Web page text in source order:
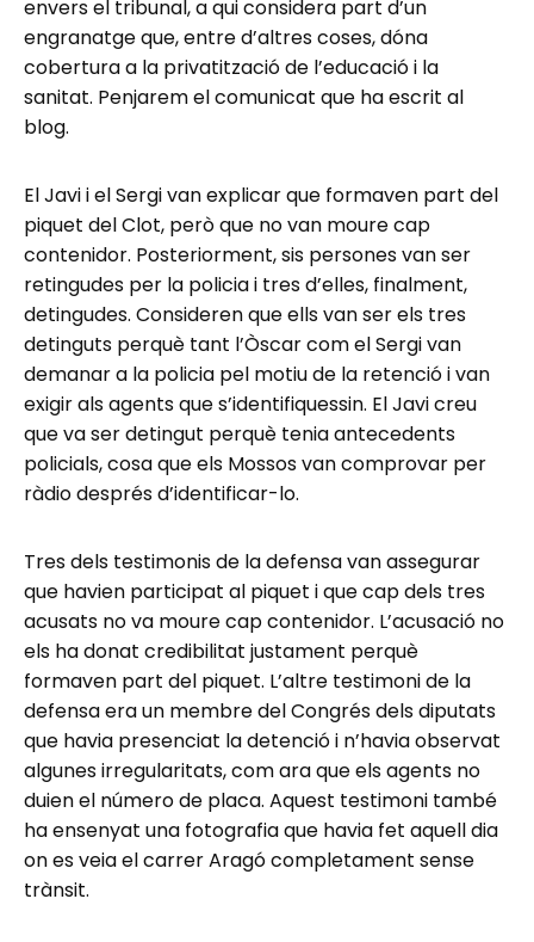
envers el tribunal, a qui considera part d’un
engranatge que, entre d’altres coses, dóna
cobertura a la privatització de l’educació i la
sanitat. Penjarem el comunicat que ha escrit al
blog.
El Javi i el Sergi van explicar que formaven part del
piquet del Clot, però que no van moure cap
contenidor. Posteriorment, sis persones van ser
retingudes per la policia i tres d’elles, finalment,
detingudes. Consideren que ells van ser els tres
detinguts perquè tant l’Òscar com el Sergi van
demanar a la policia pel motiu de la retenció i van
exigir als agents que s’identifiquessin. El Javi creu
que va ser detingut perquè tenia antecedents
policials, cosa que els Mossos van comprovar per
ràdio després d’identificar-lo.
Tres dels testimonis de la defensa van assegurar
que havien participat al piquet i que cap dels tres
acusats no va moure cap contenidor. L’acusació no
els ha donat credibilitat justament perquè
formaven part del piquet. L’altre testimoni de la
defensa era un membre del Congrés dels diputats
que havia presenciat la detenció i n’havia observat
algunes irregularitats, com ara que els agents no
duien el número de placa. Aquest testimoni també
ha ensenyat una fotografia que havia fet aquell dia
on es veia el carrer Aragó completament sense
trànsit.